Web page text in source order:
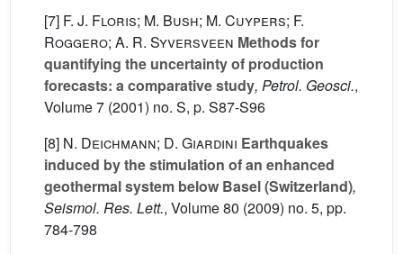
[7] F. J. Floris; M. Bush; M. Cuypers; F.
Roggero; A. R. Syversveen Methods for
quantifying the uncertainty of production
forecasts: a comparative study, Petrol. Geosci.,
Volume 7 (2001) no. S, p. S87-S96
[8] N. Deichmann; D. Giardini Earthquakes
induced by the stimulation of an enhanced
geothermal system below Basel (Switzerland),
Seismol. Res. Lett., Volume 80 (2009) no. 5, pp.
784-798